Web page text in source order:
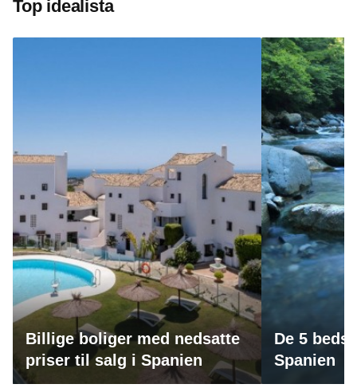
Top idealista
Billige boliger med nedsatte
priser til salg i Spanien
De 5
Spanien